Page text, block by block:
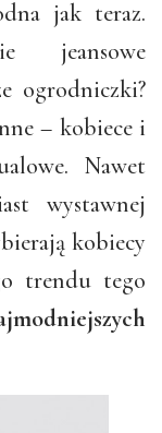
jak teraz.
jeansowe
ogrodniczki?
– kobiece i
Nawet
wystawnej
kobiecy
trendu tego